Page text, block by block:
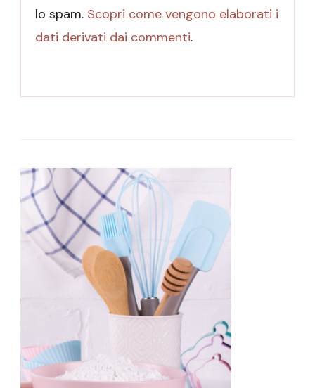
lo spam. Scopri come vengono elaborati i
dati derivati dai commenti.